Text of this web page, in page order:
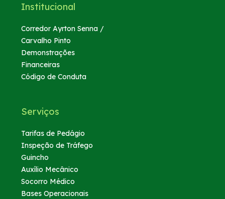
Institucional
Corredor Ayrton Senna /
Carvalho Pinto
Demonstrações
Financeiras
Código de Conduta
Serviços
Tarifas de Pedágio
Inspeção de Tráfego
Guincho
Auxílio Mecânico
Socorro Médico
Bases Operacionais